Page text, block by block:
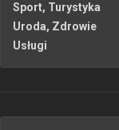
Sport, Turystyka
Uroda, Zdrowie
Usługi